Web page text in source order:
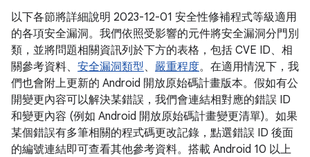
以下各節將詳細說明 2023-12-01 安全性修補程式等級適用
的各項安全漏洞。我們依照受影響的元件將安全漏洞分門別
類，並將問題相關資訊列於下方的表格，包括 CVE ID、相
關參考資料、 安全漏洞類型、 嚴重程度。在適用情況下，我
們也會附上更新的 Android 開放原始碼計畫版本。假如有公
開變更內容可以解決某錯誤，我們會連結相對應的錯誤 ID
和變更內容 (例如 Android 開放原始碼計畫變更清單)。如果
某個錯誤有多筆相關的程式碼更改記錄，點選錯誤 ID 後面
的編號連結即可查看其他參考資料。搭載 Android 10 以上